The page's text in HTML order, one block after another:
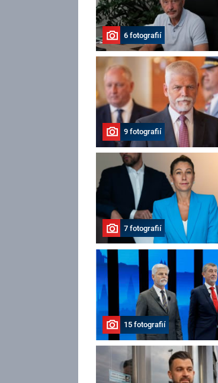
6 fotografií
9 fotografií
7 fotografií
15 fotografií